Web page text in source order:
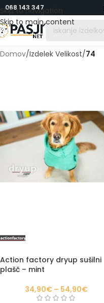
Skip to navigation
Skip to main content
068 143 347
Domov/Izdelek Velikost/74
Action factory dryup sušilni
plašč – mint
34,90€ – 54,90€